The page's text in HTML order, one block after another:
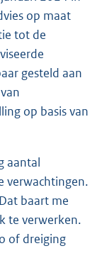
op maat
tot de
gesteld aan
op basis van
aantal
verwachtingen.
baart me
te verwerken.
of dreiging